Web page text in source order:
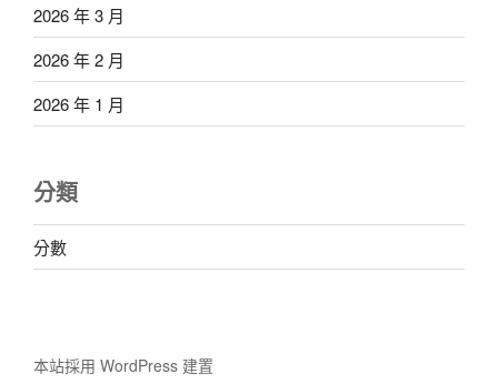
2026 年 3 月
2026 年 2 月
2026 年 1 月
分類
分數
本站採用 WordPress 建置